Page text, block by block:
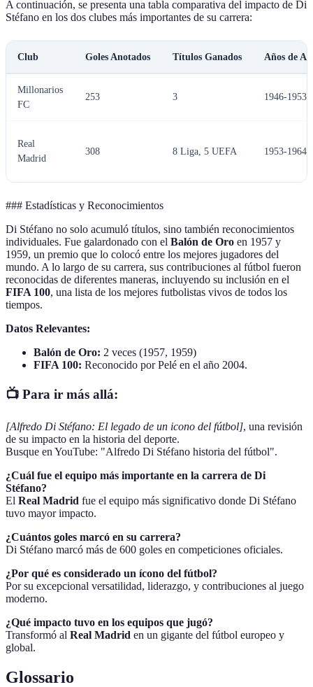
A continuación, se presenta una tabla comparativa del impacto de Di
Stéfano en los dos clubes más importantes de su carrera:
Club Goles Anotados Títulos Ganados Años de
Millonarios
FC
253 3 1946-1953
Real
Madrid
308 8 Liga, 5 UEFA 1953-1964
### Estadísticas y Reconocimientos
Di Stéfano no solo acumuló títulos, sino también reconocimientos
individuales. Fue galardonado con el Balón de Oro en 1957 y
1959, un premio que lo colocó entre los mejores jugadores del
mundo. A lo largo de su carrera, sus contribuciones al fútbol fueron
reconocidas de diferentes maneras, incluyendo su inclusión en el
FIFA 100, una lista de los mejores futbolistas vivos de todos los
tiempos.
Datos Relevantes:
Balón de Oro: 2 veces (1957, 1959)
FIFA 100: Reconocido por Pelé en el año 2004.
📺 Para ir más allá:
[Alfredo Di Stéfano: El legado de un icono del fútbol], una revisión
de su impacto en la historia del deporte.
Busque en YouTube: "Alfredo Di Stéfano historia del fútbol".
¿Cuál fue el equipo más importante en la carrera de Di
Stéfano?
El Real Madrid fue el equipo más significativo donde Di Stéfano
tuvo mayor impacto.
¿Cuántos goles marcó en su carrera?
Di Stéfano marcó más de 600 goles en competiciones oficiales.
¿Por qué es considerado un ícono del fútbol?
Por su excepcional versatilidad, liderazgo, y contribuciones al juego
moderno.
¿Qué impacto tuvo en los equipos que jugó?
Transformó al Real Madrid en un gigante del fútbol europeo y
global.
Glossario